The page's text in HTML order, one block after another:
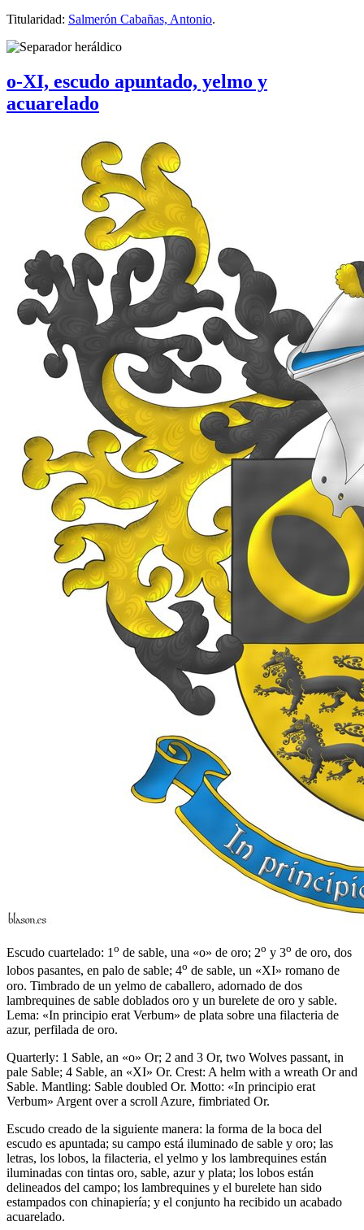
Titularidad: Salmerón Cabañas, Antonio.
o-XI, escudo apuntado, yelmo y
acuarelado
Escudo cuartelado: 1o de sable, una «o» de oro; 2o y 3o de oro, dos
lobos pasantes, en palo de sable; 4o de sable, un «XI» romano de
oro. Timbrado de un yelmo de caballero, adornado de dos
lambrequines de sable doblados oro y un burelete de oro y sable.
Lema: «In principio erat Verbum» de plata sobre una filacteria de
azur, perfilada de oro.
Quarterly: 1 Sable, an «o» Or; 2 and 3 Or, two Wolves passant, in
pale Sable; 4 Sable, an «XI» Or. Crest: A helm with a wreath Or and
Sable. Mantling: Sable doubled Or. Motto: «In principio erat
Verbum» Argent over a scroll Azure, fimbriated Or.
Escudo creado de la siguiente manera: la forma de la boca del
escudo es apuntada; su campo está iluminado de sable y oro; las
letras, los lobos, la filacteria, el yelmo y los lambrequines están
iluminadas con tintas oro, sable, azur y plata; los lobos están
delineados del campo; los lambrequines y el burelete han sido
estampados con chinapiería; y el conjunto ha recibido un acabado
acuarelado.